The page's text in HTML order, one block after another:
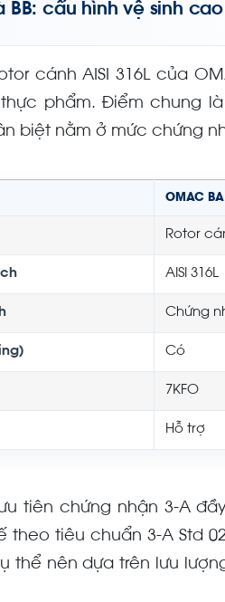
BB: cấu hình vệ sinh cao
cánh AISI 316L của
phẩm. Điểm chung
biệt nằm ở mức chứng
OMAC BA
Rotor
AISI 316L
Chứng
Có
7KFO
Hỗ trợ
tiên chứng nhận 3-A
theo tiêu chuẩn 3-A Std
thể nên dựa trên lưu